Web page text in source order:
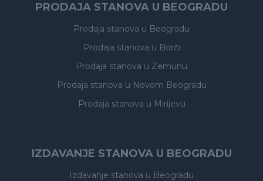
PRODAJA STANOVA U BEOGRADU
Prodaja stanova u Beogradu
Prodaja stanova u Borči
Prodaja stanova u Zemunu
Prodaja stanova u Novom Beogradu
Prodaja stanova u Mirijevu
IZDAVANJE STANOVA U BEOGRADU
Izdavanje stanova u Beogradu